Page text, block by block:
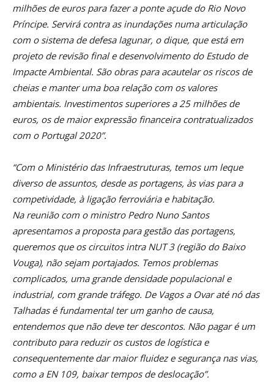
milhões de euros para fazer a ponte açude do Rio Novo
Príncipe. Servirá contra as inundações numa articulação
com o sistema de defesa lagunar, o dique, que está em
projeto de revisão final e desenvolvimento do Estudo de
Impacte Ambiental. São obras para acautelar os riscos de
cheias e manter uma boa relação com os valores
ambientais. Investimentos superiores a 25 milhões de
euros, os de maior expressão financeira contratualizados
com o Portugal 2020”.
“Com o Ministério das Infraestruturas, temos um leque
diverso de assuntos, desde as portagens, às vias para a
competividade, à ligação ferroviária e habitação.
Na reunião com o ministro Pedro Nuno Santos
apresentamos a proposta para gestão das portagens,
queremos que os circuitos intra NUT 3 (região do Baixo
Vouga), não sejam portajados. Temos problemas
complicados, uma grande densidade populacional e
industrial, com grande tráfego. De Vagos a Ovar até nó das
Talhadas é fundamental ter um ganho de causa,
entendemos que não deve ter descontos. Não pagar é um
contributo para reduzir os custos de logística e
consequentemente dar maior fluidez e segurança nas vias,
como a EN 109, baixar tempos de deslocação”.